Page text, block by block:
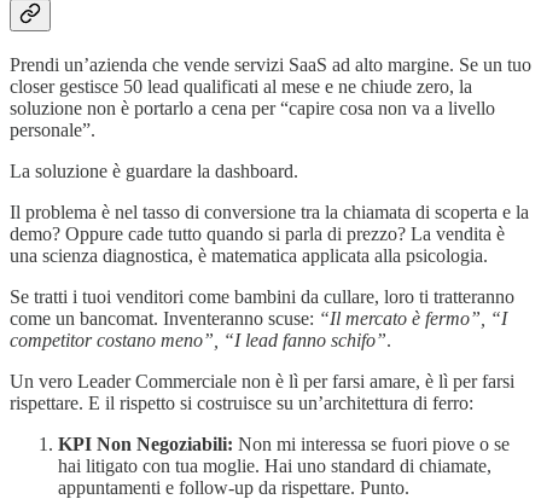
Prendi un’azienda che vende servizi SaaS ad alto margine. Se un tuo
closer gestisce 50 lead qualificati al mese e ne chiude zero, la
soluzione non è portarlo a cena per “capire cosa non va a livello
personale”.
La soluzione è guardare la dashboard.
Il problema è nel tasso di conversione tra la chiamata di scoperta e la
demo? Oppure cade tutto quando si parla di prezzo? La vendita è
una scienza diagnostica, è matematica applicata alla psicologia.
Se tratti i tuoi venditori come bambini da cullare, loro ti tratteranno
come un bancomat. Inventeranno scuse: “Il mercato è fermo”, “I
competitor costano meno”, “I lead fanno schifo”.
Un vero Leader Commerciale non è lì per farsi amare, è lì per farsi
rispettare. E il rispetto si costruisce su un’architettura di ferro:
KPI Non Negoziabili: Non mi interessa se fuori piove o se
hai litigato con tua moglie. Hai uno standard di chiamate,
appuntamenti e follow-up da rispettare. Punto.